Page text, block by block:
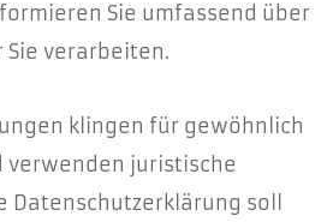
Sie umfassend über
Sie verarbeiten.
klingen für gewöhnlich
verwenden juristische
Datenschutzerklärung soll